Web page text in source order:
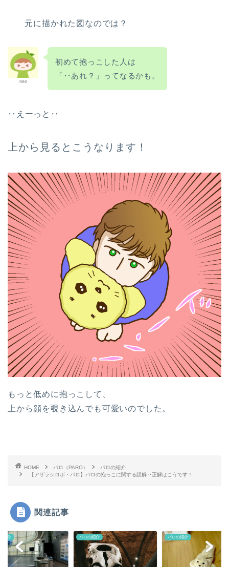
元に描かれた図なのでは？
neo
初めて抱っこした人は
「‥あれ？」ってなるかも。
‥えーっと‥
上から見るとこうなります！
もっと低めに抱っこして、
上から顔を覗き込んでも可愛いのでした。
HOME パロ（PARO）
パロの紹介
【アザラシロボ・パロ】パロの抱っこに関する誤解‥正解はこうです！
関連記事
紹介 パロの紹介 パロの紹介